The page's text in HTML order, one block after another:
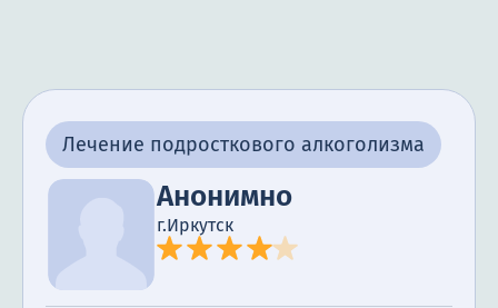
Лечение подросткового алкоголизма
Анонимно
г.Иркутск